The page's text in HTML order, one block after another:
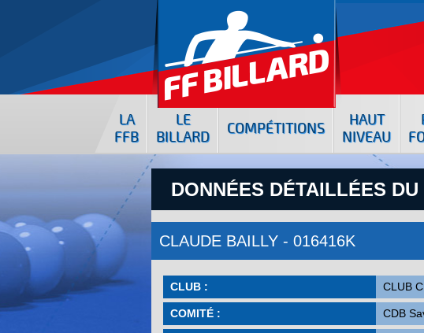
LA
FFB
LE
BILLARD
COMPÉTITIONS
HAUT
NIVEAU
DONNÉES DÉTAILLÉES
CLAUDE BAILLY - 016416K
CLUB : CLUB
COMITÉ : CDB